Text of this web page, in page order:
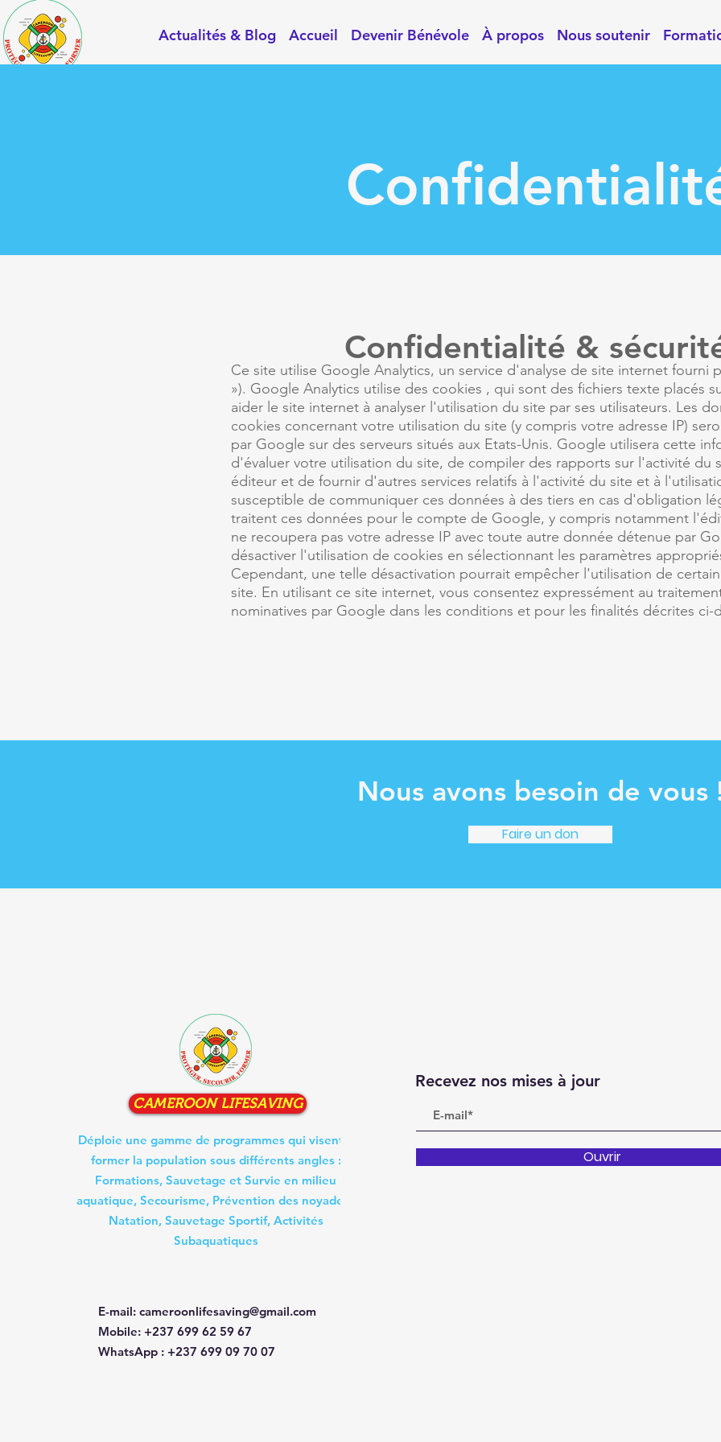
Actualités & Blog Accueil Devenir Bénévole À propos Nous soutenir
Confidentialité &
Ce site utilise Google Analytics, un service d'analyse de site internet fourni
»). Google Analytics utilise des cookies , qui sont des fichiers texte placés
aider le site internet à analyser l'utilisation du site par ses utilisateurs. Les
cookies concernant votre utilisation du site (y compris votre adresse IP)
par Google sur des serveurs situés aux Etats-Unis. Google utilisera cette
d'évaluer votre utilisation du site, de compiler des rapports sur l'activité du
éditeur et de fournir d'autres services relatifs à l'activité du site et à
susceptible de communiquer ces données à des tiers en cas d'obligation
traitent ces données pour le compte de Google, y compris notamment
ne recoupera pas votre adresse IP avec toute autre donnée détenue par
désactiver l'utilisation de cookies en sélectionnant les paramètres
Cependant, une telle désactivation pourrait empêcher l'utilisation de
site. En utilisant ce site internet, vous consentez expressément au
nominatives par Google dans les conditions et pour les finalités décrites ci-
Nous avons besoin de vous
Faire un don
CAMEROON LIFESAVING
Déploie une gamme de programmes qui visent à
former la population sous différents angles :
Formations, Sauvetage et Survie en milieu
aquatique, Secourisme, Prévention des noyades ,
Natation, Sauvetage Sportif, Activités
Subaquatiques
E-mail: cameroonlifesaving@gmail.com
Mobile: +237 699 62 59 67
WhatsApp : +237 699 09 70 07
Recevez nos mises à jour
Ouvrir